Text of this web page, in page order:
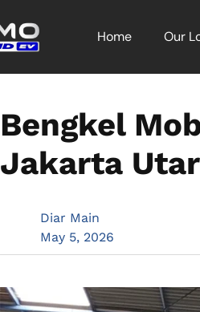
Home Our
Bengkel
Jakarta
Diar Main
May 5, 2026